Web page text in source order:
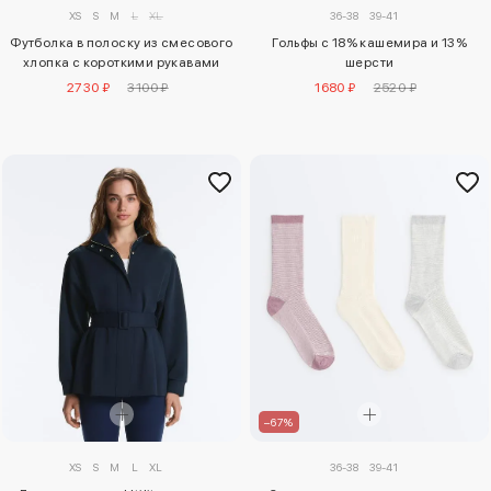
XS S M L XL
Футболка в полоску из смесового
хлопка с короткими рукавами
2730 ₽
3100 ₽
36-38 39-41
Гольфы с 18% кашемира и 13%
шерсти
1680 ₽
2520 ₽
XS S M L XL
–67%
36-38 39-41